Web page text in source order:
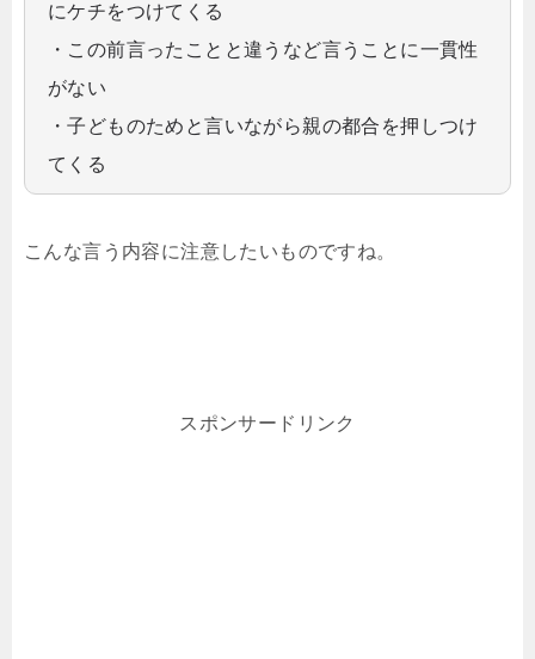
にケチをつけてくる
・この前言ったことと違うなど言うことに一貫性
がない
・子どものためと言いながら親の都合を押しつけ
てくる
こんな言う内容に注意したいものですね。
スポンサードリンク